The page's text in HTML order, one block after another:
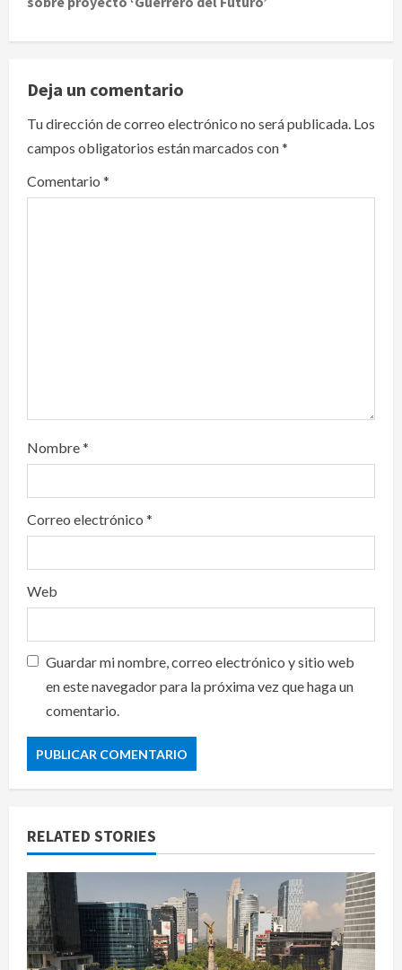
n
a
v
i
g
a
Deja un comentario
Tu dirección de correo electrónico no será publicada. Los
campos obligatorios están marcados con*
Comentario *
Nombre*
Correo electrónico *
Web
Guardar mi nombre, correo electrónico y sitio web
en este navegador para la próxima vez que haga un
comentario.
RELATED STORIES